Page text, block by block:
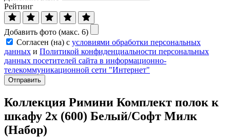
Рейтинг
Добавить фото (макс. 6)
Согласен (на) с условиями обработки персональных
данных и Политикой конфиденциальности персональных
данных посетителей сайта в информационно-
телекоммуникационной сети "Интернет"
Отправить
Коллекция Римини Комплект полок к
шкафу 2х (600) Белый/Софт Милк
(Набор)